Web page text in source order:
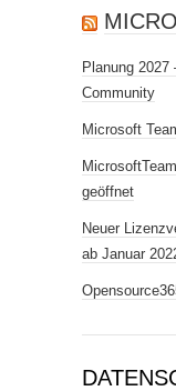
Planung
Community
Microsoft
geöffnet
Neuer
ab Januar